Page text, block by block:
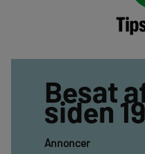
Besat
siden
Annoncer